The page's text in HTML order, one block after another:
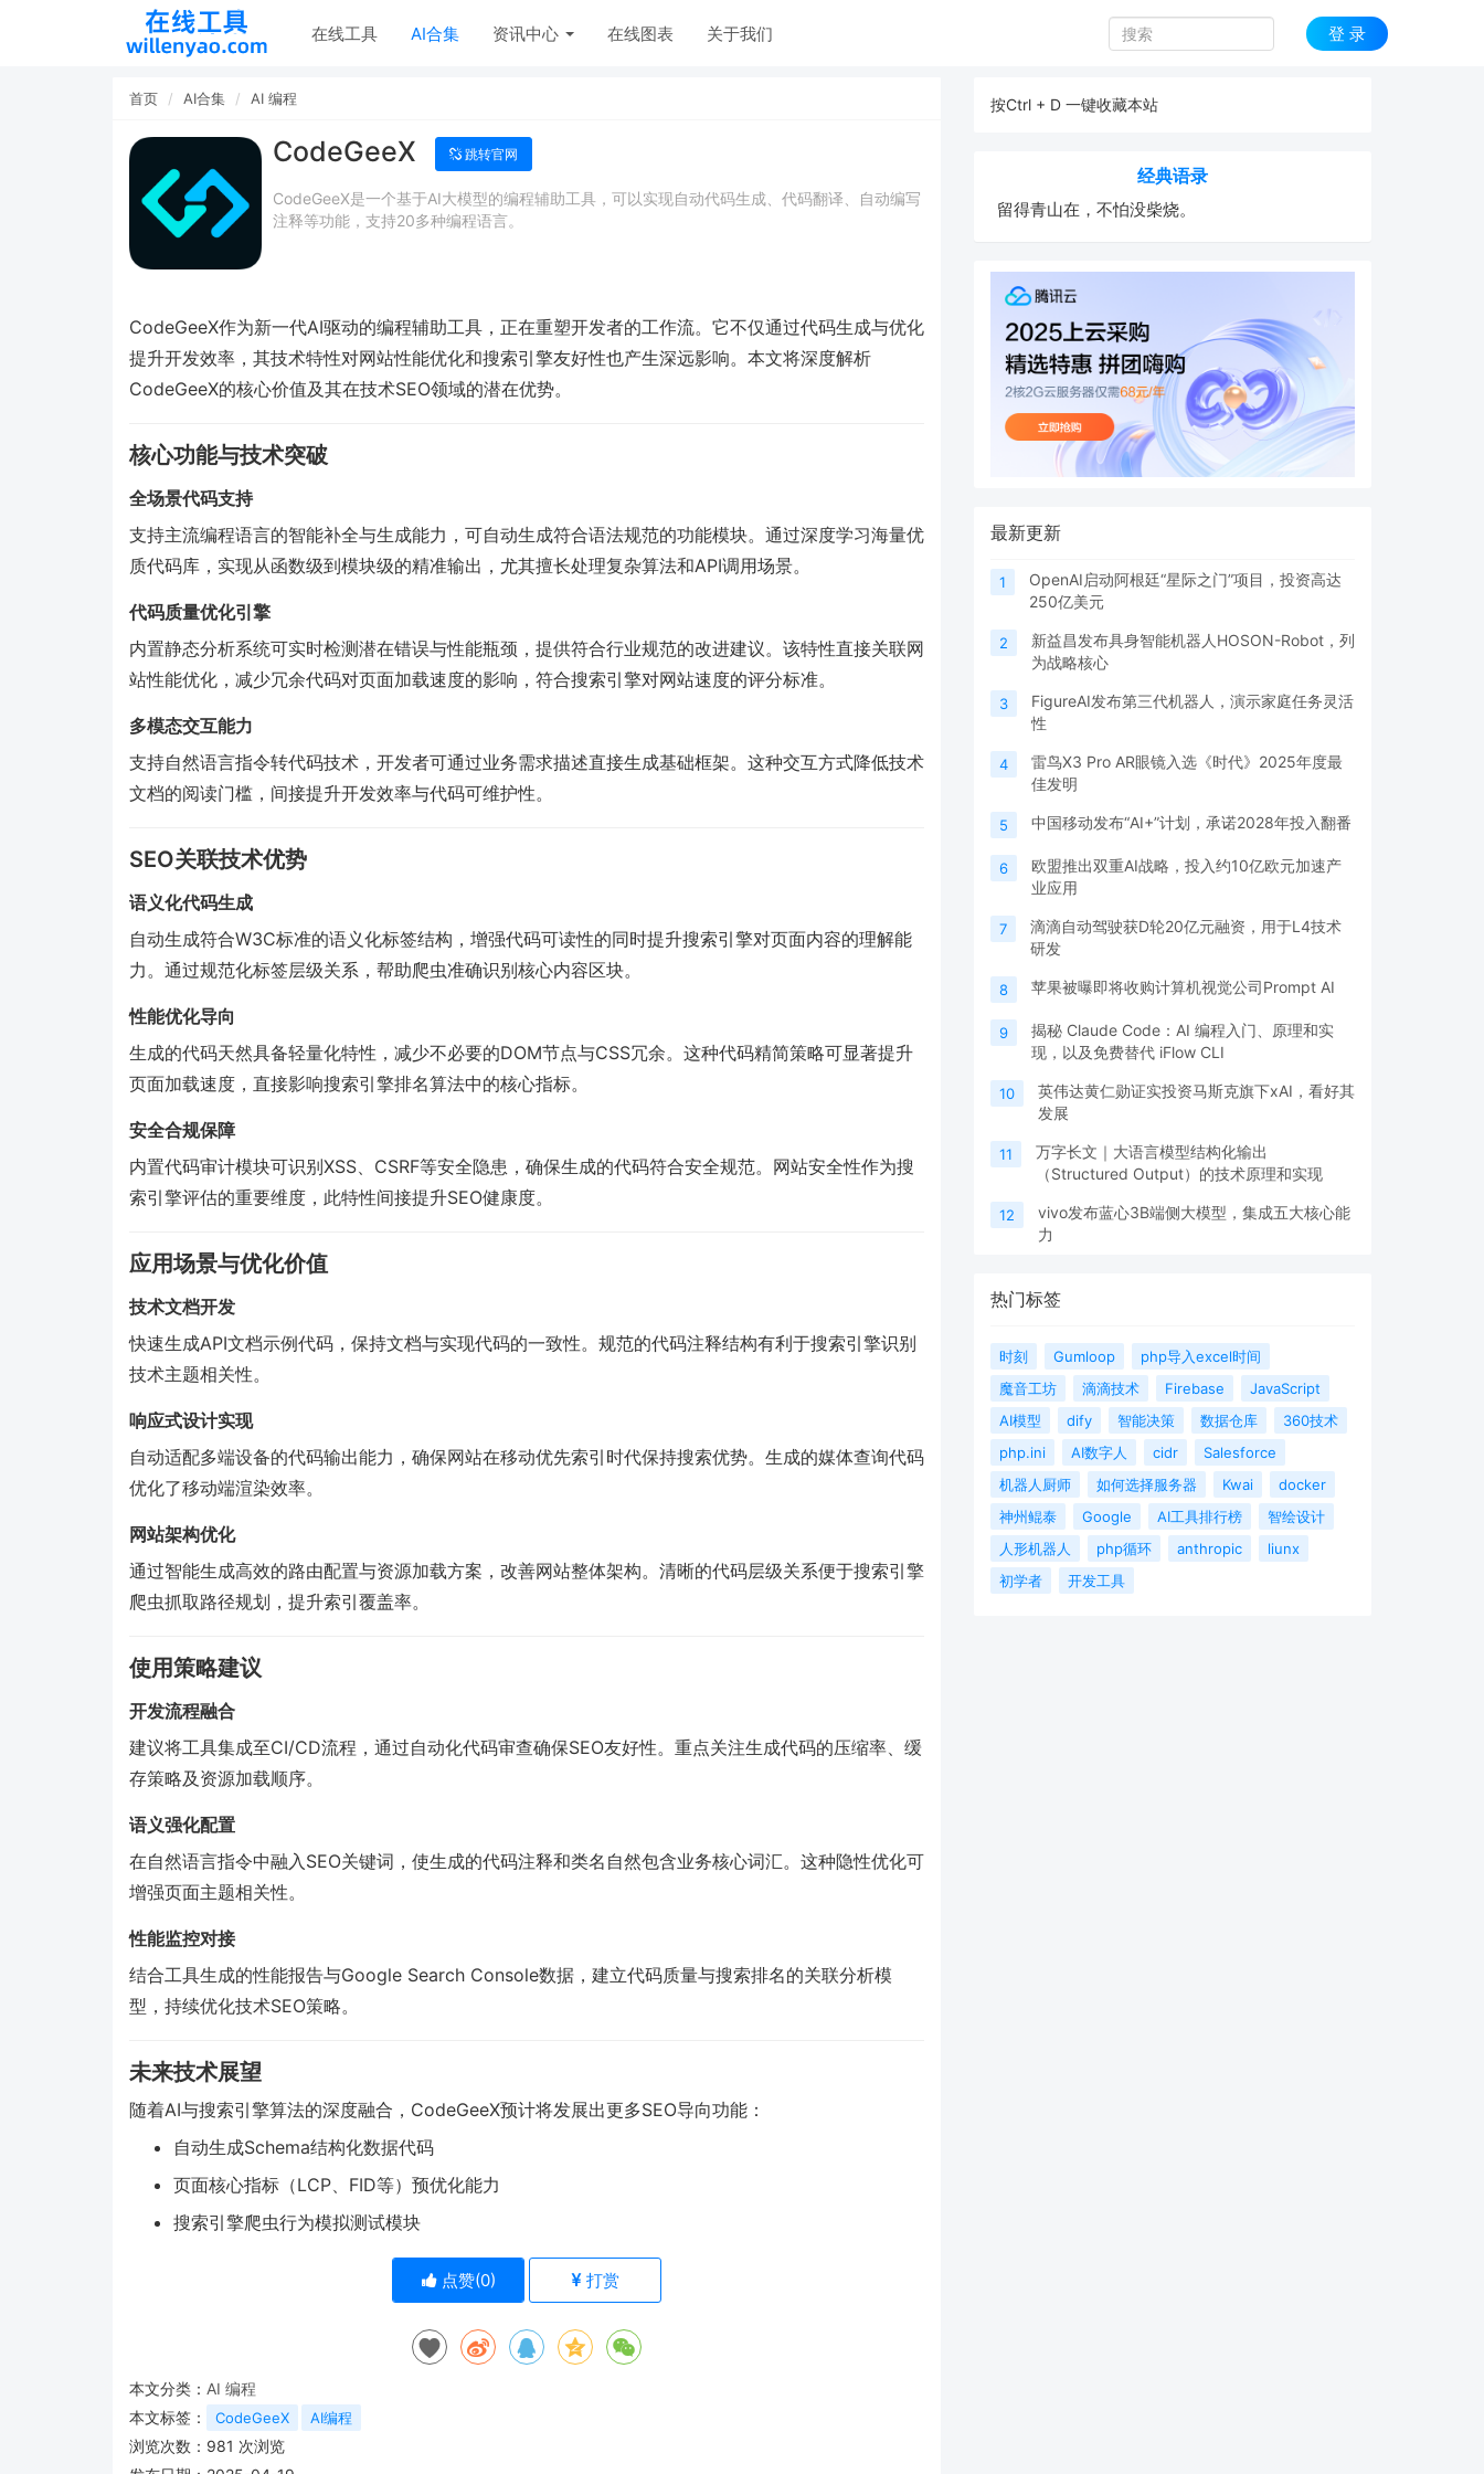
登 录
在线工具 AI合集 资讯中心 在线图表 关于我们
首页 AI合集 AI 编程
CodeGeeX 跳转官网
CodeGeeX是一个基于AI大模型的编程辅助工具，可以实现自动代码生成、代码翻译、自动编写
注释等功能，支持20多种编程语言。
CodeGeeX作为新一代AI驱动的编程辅助工具，正在重塑开发者的工作流。它不仅通过代码生成与优化
提升开发效率，其技术特性对网站性能优化和搜索引擎友好性也产生深远影响。本文将深度解析
CodeGeeX的核心价值及其在技术SEO领域的潜在优势。
核心功能与技术突破
全场景代码支持
支持主流编程语言的智能补全与生成能力，可自动生成符合语法规范的功能模块。通过深度学习海量优
质代码库，实现从函数级到模块级的精准输出，尤其擅长处理复杂算法和API调用场景。
代码质量优化引擎
内置静态分析系统可实时检测潜在错误与性能瓶颈，提供符合行业规范的改进建议。该特性直接关联网
站性能优化，减少冗余代码对页面加载速度的影响，符合搜索引擎对网站速度的评分标准。
多模态交互能力
支持自然语言指令转代码技术，开发者可通过业务需求描述直接生成基础框架。这种交互方式降低技术
文档的阅读门槛，间接提升开发效率与代码可维护性。
SEO关联技术优势
语义化代码生成
自动生成符合W3C标准的语义化标签结构，增强代码可读性的同时提升搜索引擎对页面内容的理解能
力。通过规范化标签层级关系，帮助爬虫准确识别核心内容区块。
性能优化导向
生成的代码天然具备轻量化特性，减少不必要的DOM节点与CSS冗余。这种代码精简策略可显著提升
页面加载速度，直接影响搜索引擎排名算法中的核心指标。
安全合规保障
内置代码审计模块可识别XSS、CSRF等安全隐患，确保生成的代码符合安全规范。网站安全性作为搜
索引擎评估的重要维度，此特性间接提升SEO健康度。
应用场景与优化价值
技术文档开发
快速生成API文档示例代码，保持文档与实现代码的一致性。规范的代码注释结构有利于搜索引擎识别
技术主题相关性。
响应式设计实现
自动适配多端设备的代码输出能力，确保网站在移动优先索引时代保持搜索优势。生成的媒体查询代码
优化了移动端渲染效率。
网站架构优化
通过智能生成高效的路由配置与资源加载方案，改善网站整体架构。清晰的代码层级关系便于搜索引擎
爬虫抓取路径规划，提升索引覆盖率。
使用策略建议
开发流程融合
建议将工具集成至CI/CD流程，通过自动化代码审查确保SEO友好性。重点关注生成代码的压缩率、缓
存策略及资源加载顺序。
语义强化配置
在自然语言指令中融入SEO关键词，使生成的代码注释和类名自然包含业务核心词汇。这种隐性优化可
增强页面主题相关性。
性能监控对接
结合工具生成的性能报告与Google Search Console数据，建立代码质量与搜索排名的关联分析模
型，持续优化技术SEO策略。
未来技术展望
随着AI与搜索引擎算法的深度融合，CodeGeeX预计将发展出更多SEO导向功能：
自动生成Schema结构化数据代码
页面核心指标（LCP、FID等）预优化能力
搜索引擎爬虫行为模拟测试模块
点赞(0) 打赏
本文分类： AI 编程
本文标签：
CodeGeeX AI编程
浏览次数： 981 次浏览
按Ctrl + D 一键收藏本站
经典语录
留得青山在，不怕没柴烧。
最新更新
1
OpenAI启动阿根廷“星际之门”项目，投资高达
250亿美元
2
新益昌发布具身智能机器人HOSON-Robot，列
为战略核心
3
FigureAI发布第三代机器人，演示家庭任务灵活
性
4
雷鸟X3 Pro AR眼镜入选《时代》2025年度最
佳发明
5 中国移动发布“AI+”计划，承诺2028年投入翻番
6
欧盟推出双重AI战略，投入约10亿欧元加速产
业应用
7
滴滴自动驾驶获D轮20亿元融资，用于L4技术
研发
8 苹果被曝即将收购计算机视觉公司Prompt AI
9
揭秘 Claude Code：AI 编程入门、原理和实
现，以及免费替代 iFlow CLI
10
英伟达黄仁勋证实投资马斯克旗下xAI，看好其
发展
11
万字长文｜大语言模型结构化输出
（Structured Output）的技术原理和实现
12
vivo发布蓝心3B端侧大模型，集成五大核心能
力
热门标签
时刻 Gumloop
php导入excel时间
魔音工坊
滴滴技术 Firebase
JavaScript
AI模型
dify 智能决策 数据仓库
360技术
php.ini
AI数字人 cidr
Salesforce
机器人厨师
如何选择服务器 Kwai
docker
神州鲲泰
Google AI工具排行榜
智绘设计
人形机器人
php循环 anthropic
liunx
初学者
开发工具